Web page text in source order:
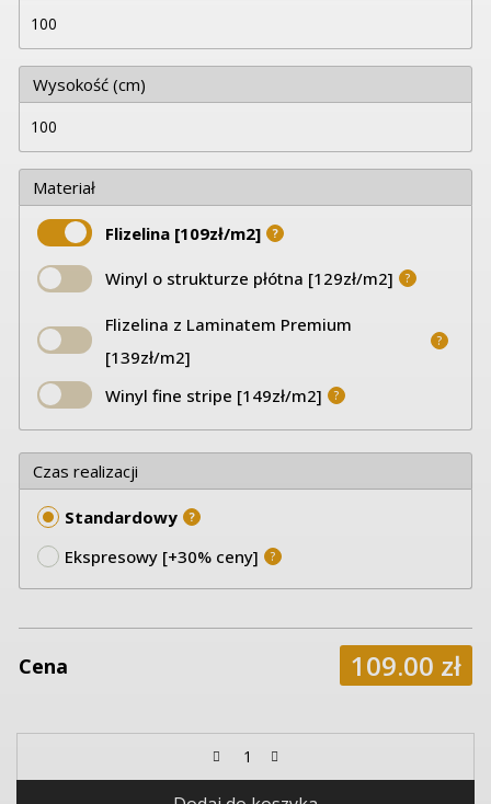
Wysokość (cm)
Materiał
Flizelina [109zł/m2] ?
Winyl o strukturze płótna [129zł/m2] ?
Flizelina z Laminatem Premium
[139zł/m2]
?
Winyl fine stripe [149zł/m2] ?
Czas realizacji
Standardowy ?
Ekspresowy [+30% ceny] ?
Cena 109.00 zł